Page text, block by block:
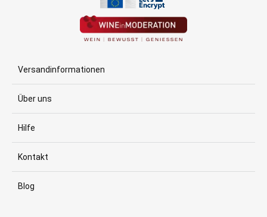
Versandinformationen
Über uns
Hilfe
Kontakt
Blog